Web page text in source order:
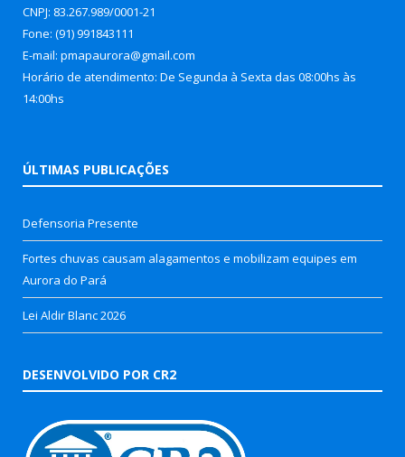
CNPJ: 83.267.989/0001-21
Fone: (91) 991843111
E-mail: pmapaurora@gmail.com
Horário de atendimento: De Segunda à Sexta das 08:00hs às
14:00hs
ÚLTIMAS PUBLICAÇÕES
Defensoria Presente
Fortes chuvas causam alagamentos e mobilizam equipes em
Aurora do Pará
Lei Aldir Blanc 2026
DESENVOLVIDO POR CR2